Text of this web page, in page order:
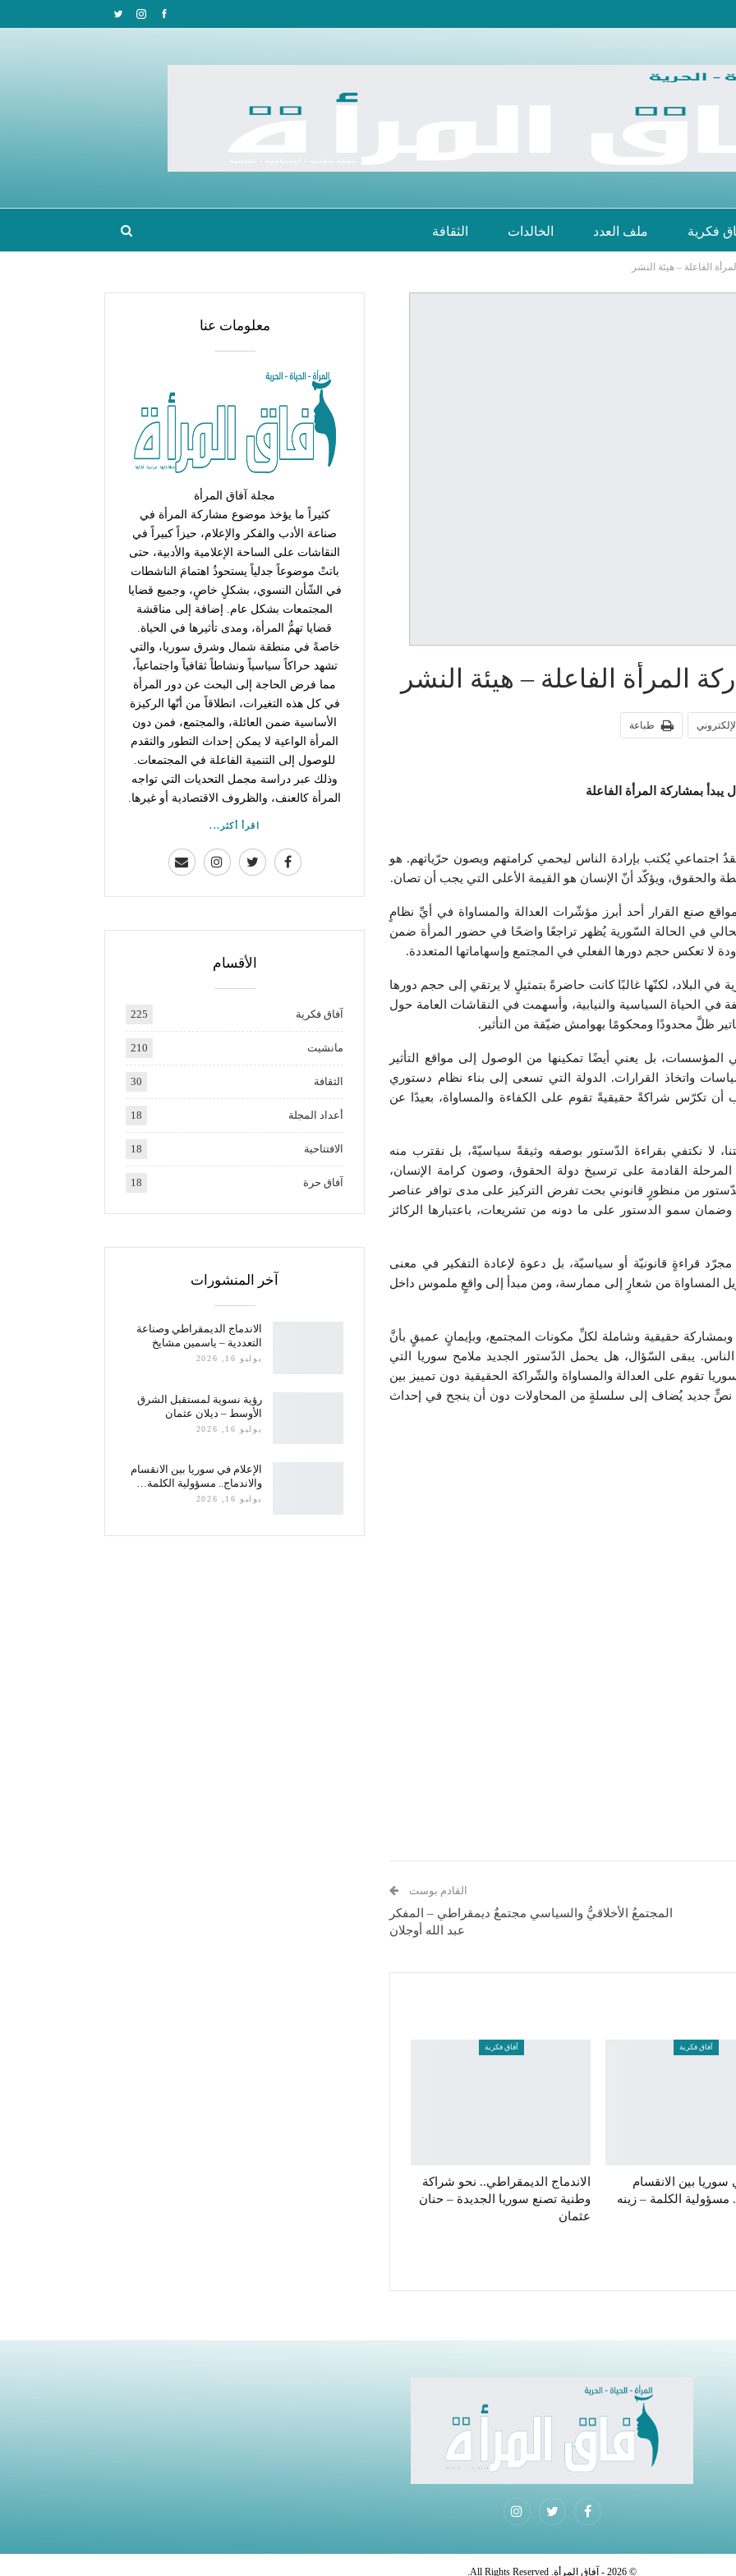
فكرية ملف العدد الخالدات الثقافة
الفاعلة – هيئة النشر
المرأة الفاعلة – هيئة النشر
طباعة
يبدأ بمشاركة المرأة الفاعلة
اجتماعي يُكتب بإرادة الناس ليحمي كرامتهم ويصون حرّياتهم. هو
والحقوق، ويؤكّد أنّ الإنسان هو القيمة الأعلى التي يجب أن تصان.
صنع القرار أحد أبرز مؤشّرات العدالة والمساواة في أيِّ نظامٍ
في الحالة السّورية يُظهر تراجعًا واضحًا في حضور المرأة ضمن
لا تعكس حجم دورها الفعلي في المجتمع وإسهاماتها المتعددة.
في البلاد، لكنّها غالبًا كانت حاضرةً بتمثيلٍ لا يرتقي إلى حجم دورها
الحياة السياسية والنيابية، وأسهمت في النقاشات العامة حول
ظلَّ محدودًا ومحكومًا بهوامش ضيّقة من التأثير.
المؤسسات، بل يعني أيضًا تمكينها من الوصول إلى مواقع التأثير
واتخاذ القرارات. الدولة التي تسعى إلى بناء نظام دستوري
أن تكرّس شراكةً حقيقيةً تقوم على الكفاءة والمساواة، بعيدًا عن
لا نكتفي بقراءة الدّستور بوصفه وثيقةً سياسيّةً، بل نقترب منه
القادمة على ترسيخ دولة الحقوق، وصون كرامة الإنسان،
من منظورٍ قانوني بحت تفرض التركيز على مدى توافر عناصر
وضمان سمو الدستور على ما دونه من تشريعات، باعتبارها الركائز
مجرّد قراءةٍ قانونيّة أو سياسيّة، بل دعوة لإعادة التفكير في معنى
المساواة من شعارٍ إلى ممارسة، ومن مبدأ إلى واقعٍ ملموس داخل
حقيقية وشاملة لكلِّ مكونات المجتمع، وبإيمانٍ عميقٍ بأنَّ
يبقى السّؤال، هل يحمل الدّستور الجديد ملامح سوريا التي
تقوم على العدالة والمساواة والشّراكة الحقيقية دون تمييز بين
نصٍّ جديد يُضاف إلى سلسلةٍ من المحاولات دون أن ينجح في إحداث
القادم بوست
المجتمعُ الأخلاقيُّ والسياسي مجتمعٌ ديمقراطي – المفكر
عبد الله أوجلان
آفاق فكرية
سوريا بين الانقسام
مسؤولية الكلمة – زينه
آفاق فكرية
الاندماج الديمقراطي.. نحو شراكة
وطنية تصنع سوريا الجديدة – حنان
عثمان
معلومات عنا
مجلة آفاق المرأة
كثيراً ما يؤخذ موضوع مشاركة المرأة في
صناعة الأدب والفكر والإعلام، حيزاً كبيراً في
النقاشات على الساحة الإعلامية والأدبية، حتى
باتتْ موضوعاً جدلياً يستحوذُ اهتمامَ الناشطات
في الشّأن النسوي، بشكلٍ خاصٍ، وجميع قضايا
المجتمعات بشكل عام. إضافة إلى مناقشة
قضايا تهمُّ المرأة، ومدى تأثيرها في الحياة.
خاصةً في منطقة شمال وشرق سوريا، والتي
تشهد حراكاً سياسياً ونشاطاً ثقافياً واجتماعياً،
مما فرض الحاجة إلى البحث عن دور المرأة
في كل هذه التغيرات، انطلاقاً من أنّها الركيزة
الأساسية ضمن العائلة، والمجتمع، فمن دون
المرأة الواعية لا يمكن إحداث التطور والتقدم
للوصول إلى التنمية الفاعلة في المجتمعات.
وذلك عبر دراسة مجمل التحديات التي تواجه
المرأة كالعنف، والظروف الاقتصادية أو غيرها.
اقرأ أكثر...
الأقسام
آفاق فكرية 225
مانشيت 210
الثقافة 30
أعداد المجلة 18
الافتتاحية 18
آفاق حرة 18
آخر المنشورات
الاندماج الديمقراطي وصناعة
التعددية – ياسمين مشايخ
يوليو 16, 2026
رؤية نسوية لمستقبل الشرق
الأوسط – ديلان عثمان
يوليو 16, 2026
الإعلام في سوريا بين الانقسام
والاندماج.. مسؤولية الكلمة…
يوليو 16, 2026
© 2026 - آفاق المرأة. All Rights Reserved.